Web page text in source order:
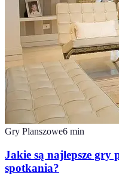
Gry Planszowe6 min
Jakie są najlepsze gry
spotkania?